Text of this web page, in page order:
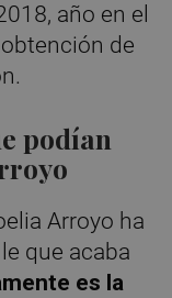
año en el
de
podían
Arroyo ha
que acaba
es la